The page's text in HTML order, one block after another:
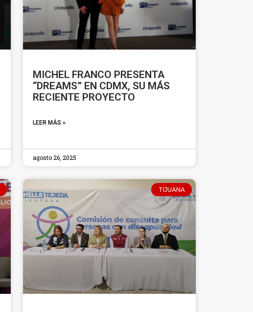
MICHEL FRANCO PRESENTA
“DREAMS” EN CDMX, SU MÁS
RECIENTE PROYECTO
LEER MÁS »
agosto 26, 2025
TIJUANA